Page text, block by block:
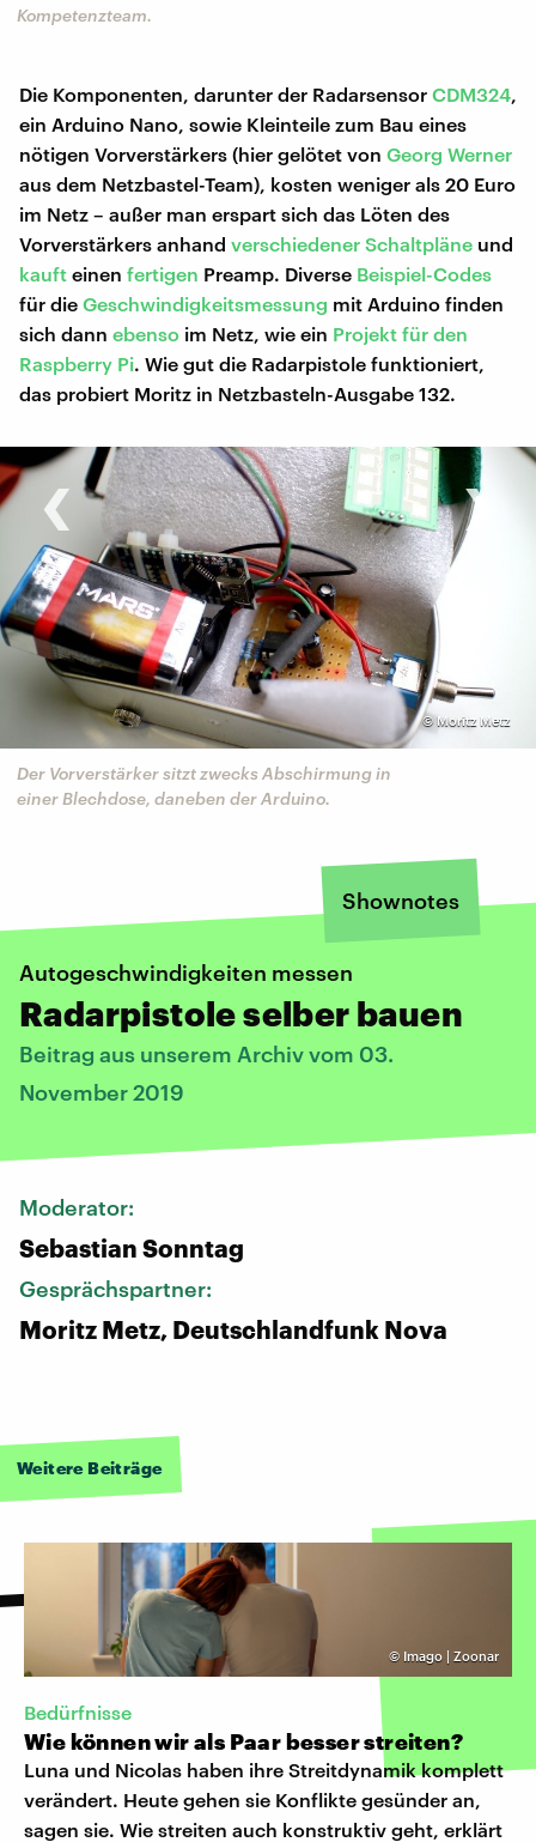
Kompetenzteam.
Die Komponenten, darunter der Radarsensor CDM324
ein Arduino Nano, sowie Kleinteile zum Bau eines
nötigen Vorverstärkers (hier gelötet von Georg Werner
aus dem Netzbastel-Team), kosten weniger als 20 Euro
im Netz – außer man erspart sich das Löten des
Vorverstärkers anhand verschiedener Schaltpläne und
kauft einen fertigen Preamp. Diverse Beispiel-Codes
für die Geschwindigkeitsmessung mit Arduino finden
sich dann ebenso im Netz, wie ein Projekt für den
Raspberry Pi. Wie gut die Radarpistole funktioniert,
das probiert Moritz in Netzbasteln-Ausgabe 132.
©Moritz Metz
Der Vorverstärker sitzt zwecks Abschirmung in
einer Blechdose, daneben der Arduino.
‹ ›
Shownotes
Autogeschwindigkeiten messen
Radarpistole selber bauen
Beitrag aus unserem Archiv vom 03.
November 2019
Moderator:
Sebastian Sonntag
Gesprächspartner:
Moritz Metz, Deutschlandfunk Nova
Weitere Beiträge
© Imago | Zoonar
Bedürfnisse
Wie können wir als Paar besser streiten?
Luna und Nicolas haben ihre Streitdynamik komplett
verändert. Heute gehen sie Konflikte gesünder an,
sagen sie. Wie streiten auch konstruktiv geht, erklärt